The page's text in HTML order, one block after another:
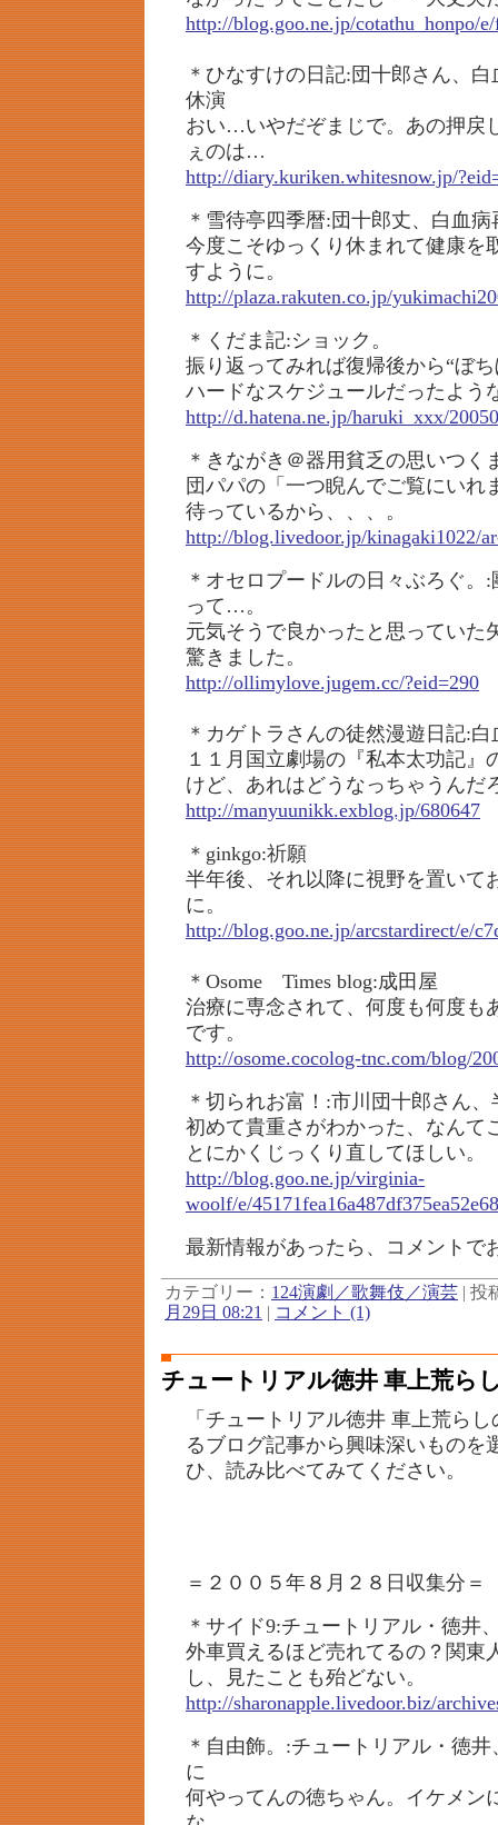
http://blog.goo.ne.jp/cotathu_honpo/
＊ひなすけの日記:団十郎さん、
休演
おい…いやだぞまじで。あの押戻
ぇのは…
http://diary.kuriken.whitesnow.jp/
＊雪待亭四季暦:団十郎丈、白血病
今度こそゆっくり休まれて健康を
すように。
http://plaza.rakuten.co.jp/
＊くだま記:ショック。
振り返ってみれば復帰後から“ぼ
ハードなスケジュールだったよう
http://d.hatena.ne.jp/haruki_xxx/
＊きながき＠器用貧乏の思いつく
団パパの「一つ睨んでご覧にいれ
待っているから、、、。
http://blog.livedoor.jp/kinagaki1022/
＊オセロプードルの日々ぶろぐ。
って…。
元気そうで良かったと思っていた
驚きました。
http://ollimylove.jugem.cc/?eid=290
＊カゲトラさんの徒然漫遊日記:白
１１月国立劇場の『私本太功記』
けど、あれはどうなっちゃうんだ
http://manyuunikk.exblog.jp/680647
＊ginkgo:祈願
半年後、それ以降に視野を置いて
に。
http://blog.goo.ne.jp/arcstardirect/e/
＊Osome Times blog:成田屋
治療に専念されて、何度も何度も
です。
http://osome.cocolog-tnc.com/blog/
＊切られお富！:市川団十郎さん
初めて貴重さがわかった、なんて
とにかくじっくり直してほしい。
http://blog.goo.ne.jp/virginia-
woolf/e/
最新情報があったら、コメントで
カテゴリー： 124演劇／歌舞伎／演芸 | 投
月29日 08:21 | コメント (1)
チュートリアル徳井 車上荒ら
「チュートリアル徳井 車上荒ら
るブログ記事から興味深いものを
ひ、読み比べてみてください。
＝２００５年８月２８日収集分＝
＊サイド9:チュートリアル・徳井
外車買えるほど売れてるの？関東
し、見たことも殆どない。
http://sharonapple.livedoor.biz/
＊自由飾。:チュートリアル・徳
に
何やってんの徳ちゃん。イケメン